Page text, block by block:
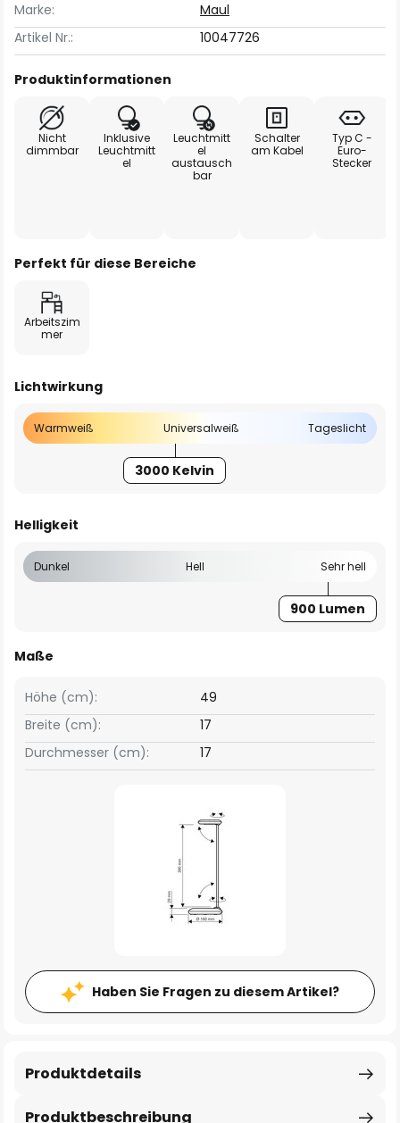
Marke:
Maul
Artikel Nr.:
10047726
Produktinformationen
Nicht
dimmbar
Inklusive
Leuchtmitt
el
Leuchtmitt
el
austausch
bar
Schalter
am Kabel
Typ C -
Euro-
Stecker
Perfekt für diese Bereiche
Arbeitszim
mer
Lichtwirkung
Warmweiß Universalweiß Tageslicht
3000 Kelvin
Helligkeit
Dunkel Hell Sehr hell
900 Lumen
Maße
Breite (cm): 17
Höhe (cm): 49
Durchmesser (cm): 17
Haben Sie Fragen zu diesem Artikel?
Produktbeschreibung
Produktdetails